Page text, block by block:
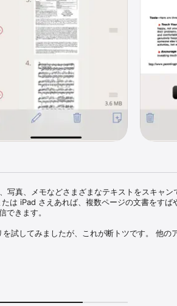
写真、メモなどさまざまなテキストをスキャン
は iPad さえあれば、複数ページの文書をすば
できます。
試してみましたが、これが断トツです。 他の
どの処理をすばやく実行します。 カラーモー